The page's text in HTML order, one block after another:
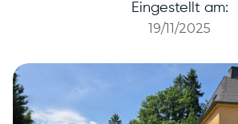
Eingestellt am:
19/11/2025